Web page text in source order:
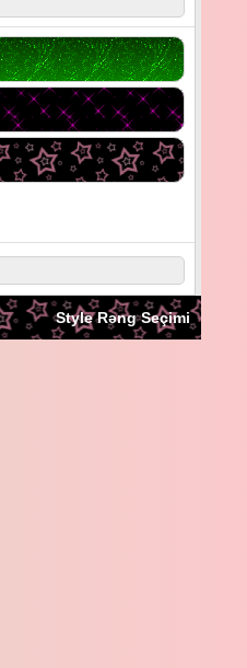
Style Rəng Seçimi